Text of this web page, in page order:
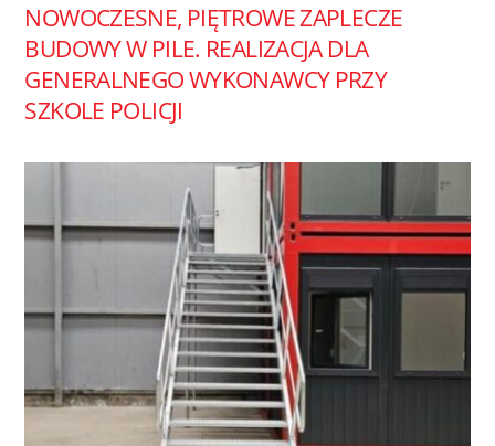
NOWOCZESNE, PIĘTROWE ZAPLECZE
BUDOWY W PILE. REALIZACJA DLA
GENERALNEGO WYKONAWCY PRZY
SZKOLE POLICJI